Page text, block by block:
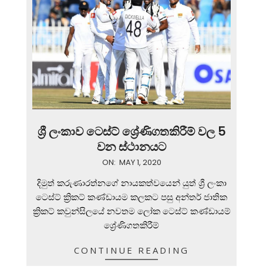
ශ්‍රී ලංකාව ටෙස්ට් ශ්‍රේණිගතකිරීම් වල 5
වන ස්ථානයට
01
ON: MAY 1, 2020
දිමුත් කරුණාරත්නගේ නායකත්වයෙන් යුත් ශ්‍රී ලංකා
ටෙස්ට් ක්‍රිකට් කණ්ඩායම කලකට පසු අන්තර් ජාතික
ක්‍රිකට් කවුන්සිලයේ නවතම ලෝක ටෙස්ට් කණ්ඩායම්
ශ්‍රේණිගතකිරීම්
CONTINUE READING